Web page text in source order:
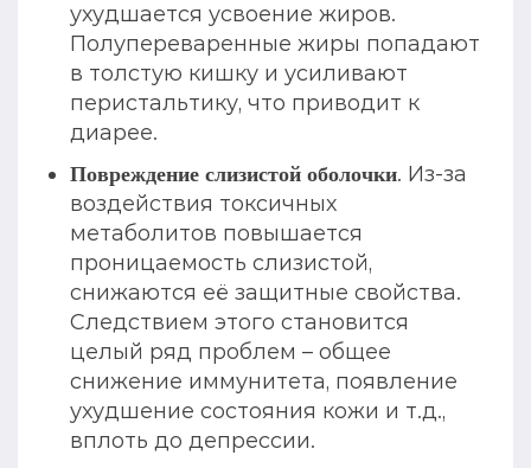
ухудшается усвоение жиров.
Полупереваренные жиры попадают
в толстую кишку и усиливают
перистальтику, что приводит к
диарее.
Повреждение слизистой оболочки. Из-за
воздействия токсичных
метаболитов повышается
проницаемость слизистой,
снижаются её защитные свойства.
Следствием этого становится
целый ряд проблем – общее
снижение иммунитета, появление
ухудшение состояния кожи и т.д.,
вплоть до депрессии.